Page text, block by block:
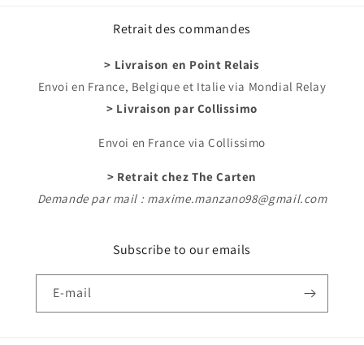
Retrait des commandes
> Livraison en Point Relais
Envoi en France, Belgique et Italie via Mondial Relay
> Livraison par Collissimo
Envoi en France via Collissimo
> Retrait chez The Carten
Demande par mail : maxime.manzano98@gmail.com
Subscribe to our emails
E-mail